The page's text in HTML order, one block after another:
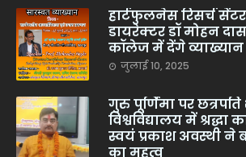
हार्टफुलनेस रिसर्च
डायरेक्टर डॉ मोहन
कॉलेज में देंगे व्याख्यान
जुलाई 10, 2025
गुरु पूर्णिमा पर
विश्वविद्यालय में श्रद्धा
स्वयं प्रकाश अवस्थी ने
का महत्व